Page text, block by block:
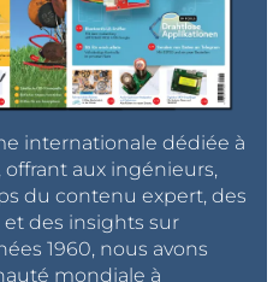
internationale dédiée à
aux ingénieurs,
du contenu expert, des
des insights sur
1960, nous avons
mondiale à